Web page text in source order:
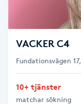
Thaimassage
Torr hårbotten
VACKER C4
Fundationsvägen
10+ tjänster
matchar sökning